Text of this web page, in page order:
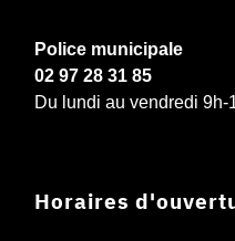
Police municipale
02 97 28 31 85
Du lundi au vendredi 9h-
Horaires